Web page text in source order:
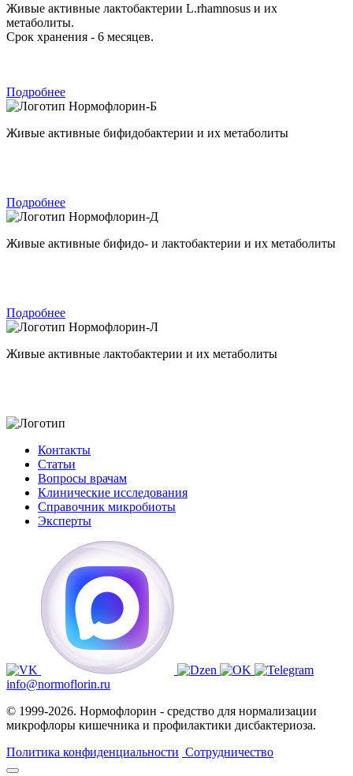
Живые активные лактобактерии L.rhamnosus и их
метаболиты.
Срок хранения - 6 месяцев.
Подробнее
Нормофлорин-Б
Живые активные бифидобактерии и их метаболиты
Подробнее
Нормофлорин-Д
Живые активные бифидо- и лактобактерии и их метаболиты
Подробнее
Нормофлорин-Л
Живые активные лактобактерии и их метаболиты
Контакты
Статьи
Вопросы врачам
Клинические исследования
Справочник микробиоты
Эксперты
info@normoflorin.ru
© 1999-2026. Нормофлорин - средство для нормализации
микрофлоры кишечника и профилактики дисбактериоза.
Политика конфиденциальности Сотрудничество